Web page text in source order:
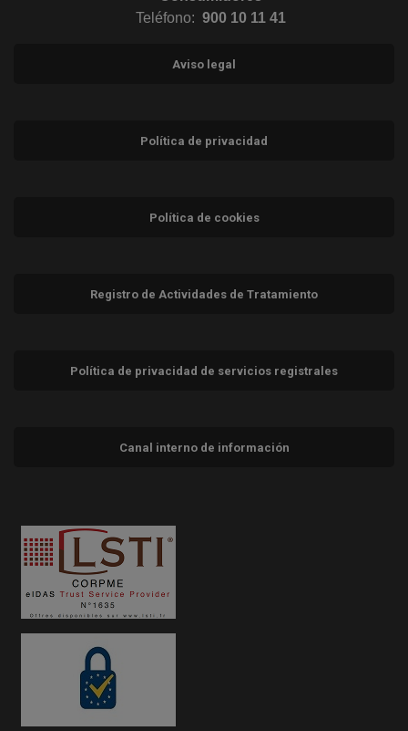
Teléfono: 900 10 11 41
Aviso legal
Política de privacidad
Política de cookies
Registro de Actividades de Tratamiento
Política de privacidad de servicios registrales
Canal interno de información